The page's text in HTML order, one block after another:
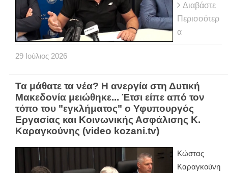
Διαβάστε
Περισσότερ
α
29 Ιούλιος 2026
Τα μάθατε τα νέα? Η ανεργία στη Δυτική
Μακεδονία μειώθηκε... Έτσι είπε από τον
τόπο του "εγκλήματος" ο Υφυπουργός
Εργασίας και Κοινωνικής Ασφάλισης Κ.
Καραγκούνης (video kozani.tv)
Κώστας
Καραγκούνη